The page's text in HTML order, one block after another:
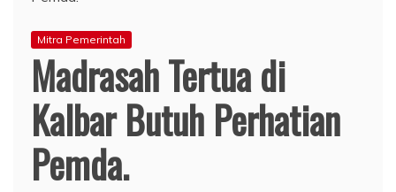
Mitra Pemerintah
Madrasah Tertua di
Kalbar Butuh Perhatian
Pemda.